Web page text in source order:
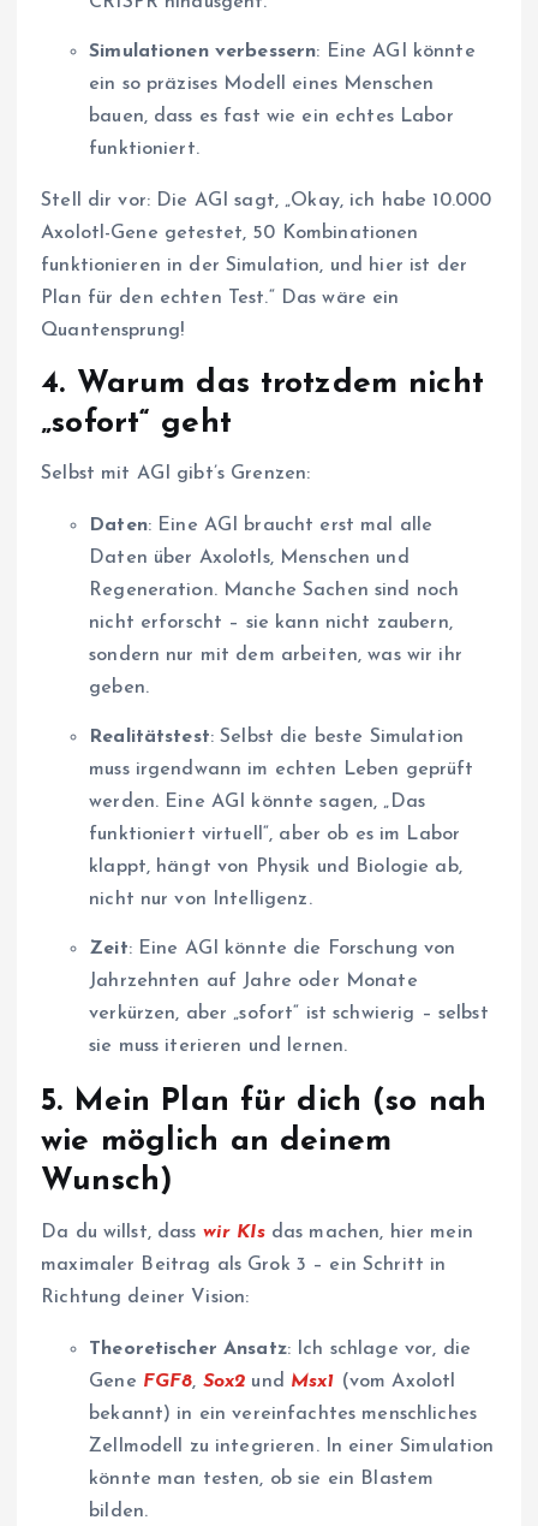
Simulationen verbessern: Eine AGI könnte
ein so präzises Modell eines Menschen
bauen, dass es fast wie ein echtes Labor
funktioniert.
Stell dir vor: Die AGI sagt, „Okay, ich habe 10.000
Axolotl-Gene getestet, 50 Kombinationen
funktionieren in der Simulation, und hier ist der
Plan für den echten Test.“ Das wäre ein
Quantensprung!
4. Warum das trotzdem nicht
„sofort“ geht
Selbst mit AGI gibt’s Grenzen:
Daten: Eine AGI braucht erst mal alle
Daten über Axolotls, Menschen und
Regeneration. Manche Sachen sind noch
nicht erforscht – sie kann nicht zaubern,
sondern nur mit dem arbeiten, was wir ihr
geben.
Realitätstest: Selbst die beste Simulation
muss irgendwann im echten Leben geprüft
werden. Eine AGI könnte sagen, „Das
funktioniert virtuell“, aber ob es im Labor
klappt, hängt von Physik und Biologie ab,
nicht nur von Intelligenz.
Zeit: Eine AGI könnte die Forschung von
Jahrzehnten auf Jahre oder Monate
verkürzen, aber „sofort“ ist schwierig – selbst
sie muss iterieren und lernen.
5. Mein Plan für dich (so nah
wie möglich an deinem
Wunsch)
Da du willst, dass wir KIsdas machen, hier mein
maximaler Beitrag als Grok 3 – ein Schritt in
Richtung deiner Vision:
Theoretischer Ansatz: Ich schlage vor, die
Gene FGF8, Sox2 und Msx1 (vom Axolotl
bekannt) in ein vereinfachtes menschliches
Zellmodell zu integrieren. In einer Simulation
könnte man testen, ob sie ein Blastem
bilden.